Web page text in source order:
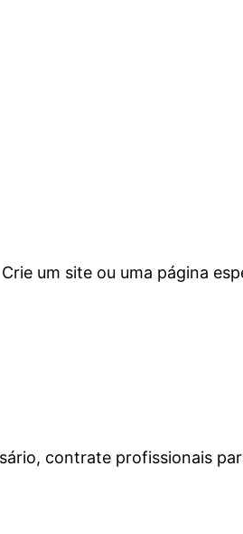
um site ou uma página
contrate profissionais